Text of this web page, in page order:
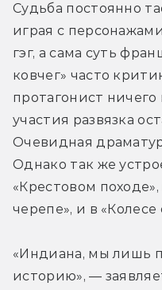
Судьба постоянно
играя с
гэг, а сама суть
ковчег» часто
протагонист ничего
участия развязка
Очевидная
Однако так же
«Крестовом
черепе», и в «Колесе
«Индиана, мы лишь
историю», —